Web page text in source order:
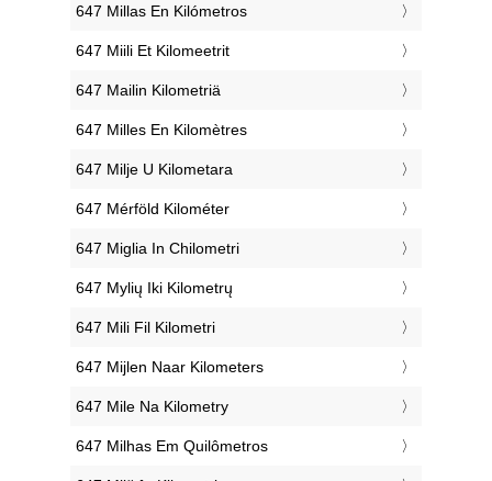
‎647 Millas En Kilómetros
‎647 Miili Et Kilomeetrit
‎647 Mailin Kilometriä
‎647 Milles En Kilomètres
‎647 Milje U Kilometara
‎647 Mérföld Kilométer
‎647 Miglia In Chilometri
‎647 Mylių Iki Kilometrų
‎647 Mili Fil Kilometri
‎647 Mijlen Naar Kilometers
‎647 Mile Na Kilometry
‎647 Milhas Em Quilômetros